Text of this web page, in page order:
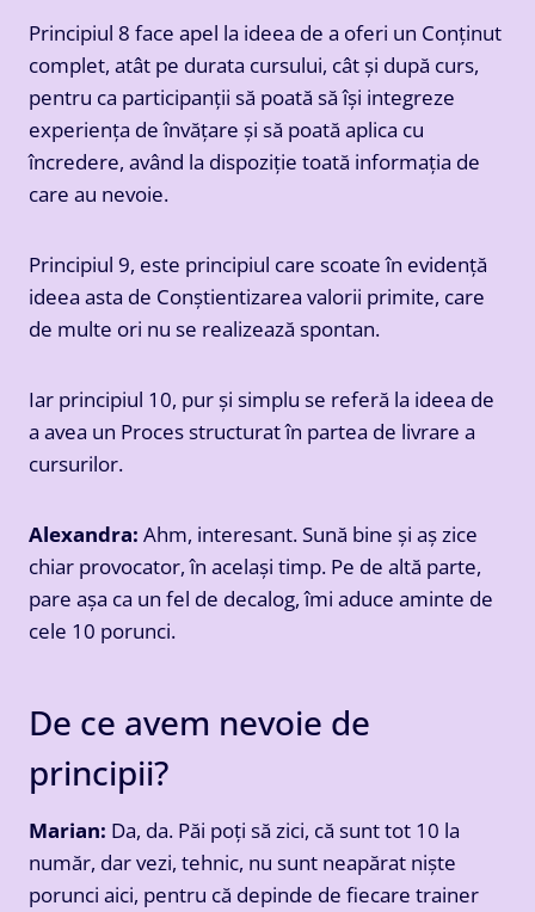
Principiul 8 face apel la ideea de a oferi un Conținut
complet, atât pe durata cursului, cât și după curs,
pentru ca participanții să poată să își integreze
experiența de învățare și să poată aplica cu
încredere, având la dispoziție toată informația de
care au nevoie.
Principiul 9, este principiul care scoate în evidență
ideea asta de Conștientizarea valorii primite, care
de multe ori nu se realizează spontan.
Iar principiul 10, pur și simplu se referă la ideea de
a avea un Proces structurat în partea de livrare a
cursurilor.
Alexandra: Ahm, interesant. Sună bine și aș zice
chiar provocator, în același timp. Pe de altă parte,
pare așa ca un fel de decalog, îmi aduce aminte de
cele 10 porunci.
De ce avem nevoie de
principii?
Marian: Da, da. Păi poți să zici, că sunt tot 10 la
număr, dar vezi, tehnic, nu sunt neapărat niște
porunci aici, pentru că depinde de fiecare trainer